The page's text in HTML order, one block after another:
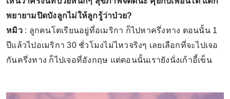
พยายามปิดบังลูกไม่ให้ลูกรู้ว่าป่วย?
หมิว : ลูกคนโตเรียนอยู่ที่อเมริกา ก็ไปหาครึ่งทาง ตอนนั้น 1
ปีแล้วไปอเมริกา 30 ชั่วโมงไม่ไหวจริงๆ เลยเลือกที่จะไปเจอ
กันครึ่งทาง ก็ไปเจอที่อังกฤษ แต่ตอนนั้นเรายังนั่งเก้าอี้เข็น